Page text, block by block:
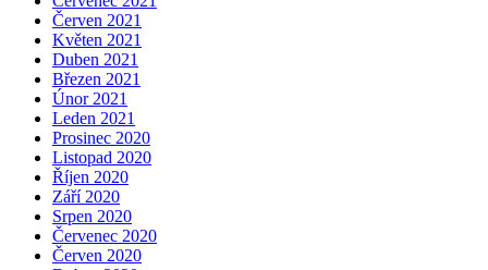
Červen 2021
Květen 2021
Duben 2021
Březen 2021
Únor 2021
Leden 2021
Prosinec 2020
Listopad 2020
Říjen 2020
Září 2020
Srpen 2020
Červenec 2020
Červen 2020